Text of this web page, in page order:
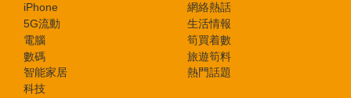
iPhone
5G流動
電腦
數碼
智能家居
科技
網絡熱話
生活情報
筍買着數
旅遊筍料
熱門話題